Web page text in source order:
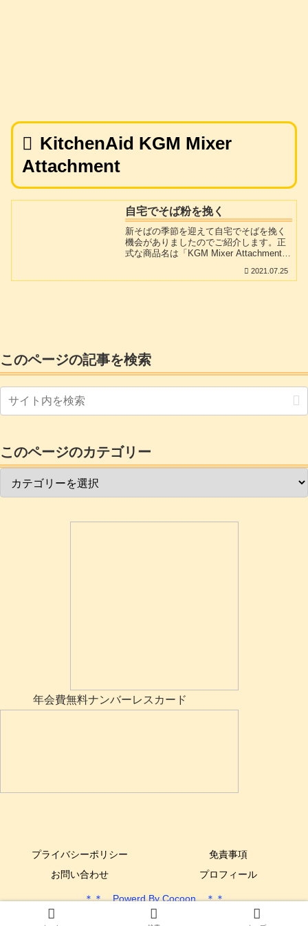
KitchenAid KGM Mixer
Attachment
自宅でそば粉を挽く
新そばの季節を迎えて自宅でそばを挽く
機会がありましたのでご紹介します。正
式な商品名は「KGM Mixer Attachment」
Grinder」です。このアタッチメントは穀
2021.07.25
このページの記事を検索
このページのカテゴリー
年会費無料ナンバーレスカード
プライバシーポリシー
免責事項
お問い合わせ
プロフィール
＊＊ Powerd By Cocoon ＊＊
Copyright © 2017-2025 できるYone DIY All Rights Reserved.